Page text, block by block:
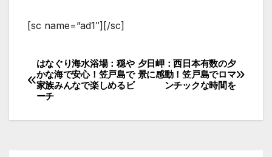
[sc name=”ad1″][/sc]
投
稿
ナ
夕日岬：西日本有数の夕
景に感動！笠戸島でロマ
ンチックな時間を
はなぐり海水浴場：穏や
かな海で安心！笠戸島で
家族みんなで楽しめるビ
ーチ